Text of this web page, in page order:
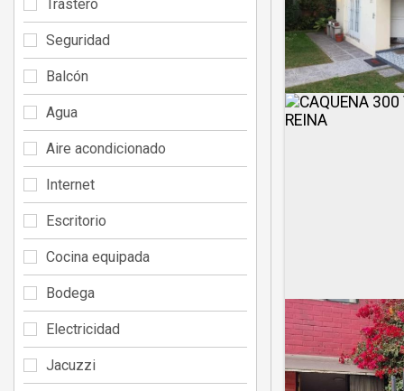
Trastero
Seguridad
Balcón
Agua
Aire acondicionado
Internet
Escritorio
Cocina equipada
Bodega
Electricidad
Jacuzzi